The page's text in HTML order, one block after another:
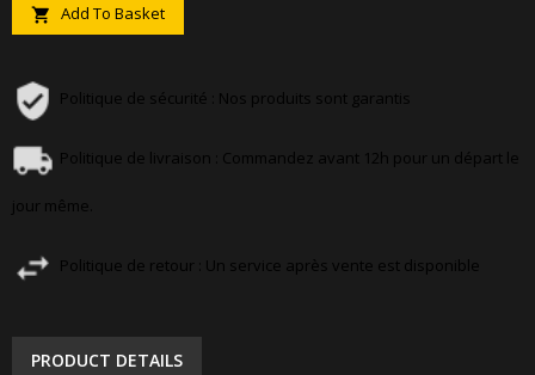
 Add To Basket
Politique de sécurité : Nos produits sont garantis
Politique de livraison : Commandez avant 12h pour un départ le
jour même.
Politique de retour : Un service après vente est disponible
PRODUCT DETAILS